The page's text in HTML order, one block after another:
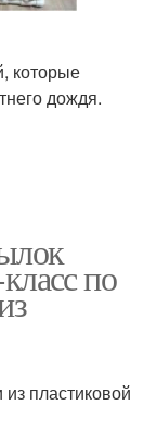
которые
дождя.
по
пластиковой